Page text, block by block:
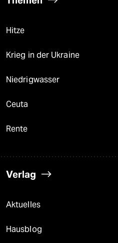
Hitze
Krieg in der Ukraine
Niedrigwasser
Ceuta
Rente
Verlag
Aktuelles
Hausblog